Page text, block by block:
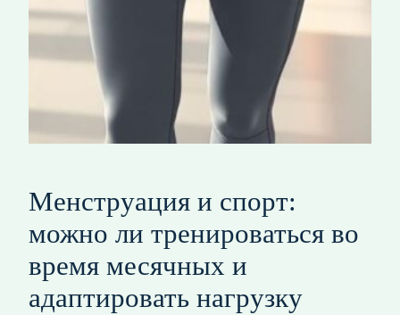
Менструация и спорт:
можно ли тренироваться во
время месячных и
адаптировать нагрузку